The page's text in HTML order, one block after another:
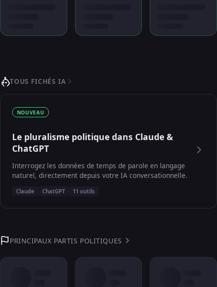
TOUS FICHÉS IA
NOUVEAU
Le pluralisme politique dans Claude &
ChatGPT
Interrogez les données de temps de parole en langage
naturel, directement depuis votre IA conversationnelle.
Claude ChatGPT 11 outils
PRINCIPAUX PARTIS POLITIQUES